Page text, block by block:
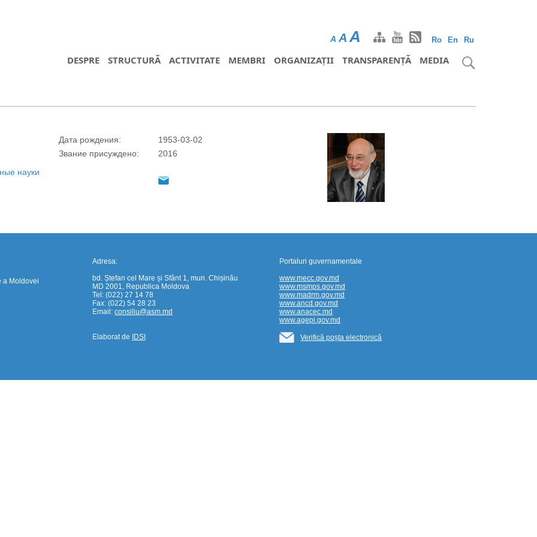
Ro En Ru
A A A
DESPRE STRUCTURĂ ACTIVITATE MEMBRI ORGANIZAȚII TRANSPARENȚĂ MEDIA
Дата рождения:
Звание присуждено:
1953-03-02
2016
науки
a Moldovei
Adresa:
bd. Ștefan cel Mare și Sfânt 1, mun. Chișinău
MD 2001, Republica Moldova
Tel: (022) 27 14 78
Fax: (022) 54 28 23
Email: consiliu@asm.md
Elaborat de IDSI
https://propletenie.ru/
Portaluri guvernamentale
www.mecc.gov.md
www.msmps.gov.md
www.madrm.gov.md
www.ancd.gov.md
www.anacec.md
www.agepi.gov.md
Verifică poșta electronică